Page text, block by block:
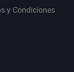
y Condiciones